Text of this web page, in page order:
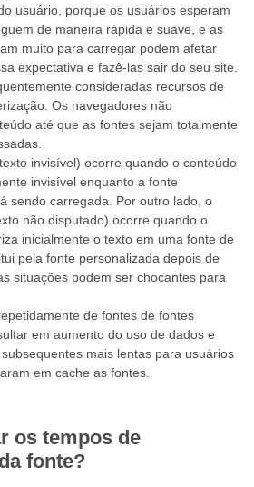
usuário, porque os usuários esperam
de maneira rápida e suave, e as
muito para carregar podem afetar
expectativa e fazê-las sair do seu site.
consideradas recursos de
Os navegadores não
até que as fontes sejam totalmente
invisível) ocorre quando o conteúdo
invisível enquanto a fonte
sendo carregada. Por outro lado, o
não disputado) ocorre quando o
inicialmente o texto em uma fonte de
pela fonte personalizada depois de
situações podem ser chocantes para
de fontes de fontes
em aumento do uso de dados e
mais lentas para usuários
em cache as fontes.
os tempos de
fonte?